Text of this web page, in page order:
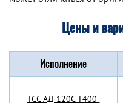
Цены и
Исполнение
TCC АД-120С-Т400-